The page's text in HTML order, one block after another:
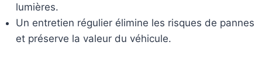
lumières.
Un entretien régulier élimine les risques de pannes
et préserve la valeur du véhicule.